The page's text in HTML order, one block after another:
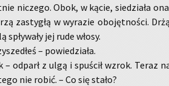
ni­cze­go. Obok, w kącie, sie­dzia­ła
za­sty­głą w wy­ra­zie obo­jęt­no­ści.
spły­wa­ły jej rude włosy.
– po­wie­dzia­ła.
– od­parł z ulgą i spu­ścił wzrok. Teraz
nie robić. – Co się stało?